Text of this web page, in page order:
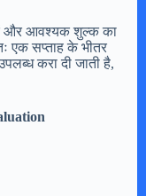
और आवश्यक शुल्क का
एक सप्ताह के भीतर
करा दी जाती है,